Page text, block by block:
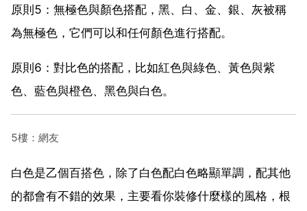
原則5：無極色與顏色搭配，黑、白、金、銀、灰被稱
為無極色，它們可以和任何顏色進行搭配。
原則6：對比色的搭配，比如紅色與綠色、黃色與紫
色、藍色與橙色、黑色與白色。
5樓：網友
白色是乙個百搭色，除了白色配白色略顯單調，配其他
的都會有不錯的效果，主要看你裝修什麼樣的風格，根